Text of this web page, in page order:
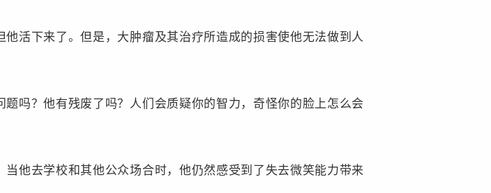
活下来了。但是，大肿瘤及其治疗所造成的损害使他无法做到人
吗？他有残废了吗？人们会质疑你的智力，奇怪你的脸上怎么会
他去学校和其他公众场合时，他仍然感受到了失去微笑能力带来